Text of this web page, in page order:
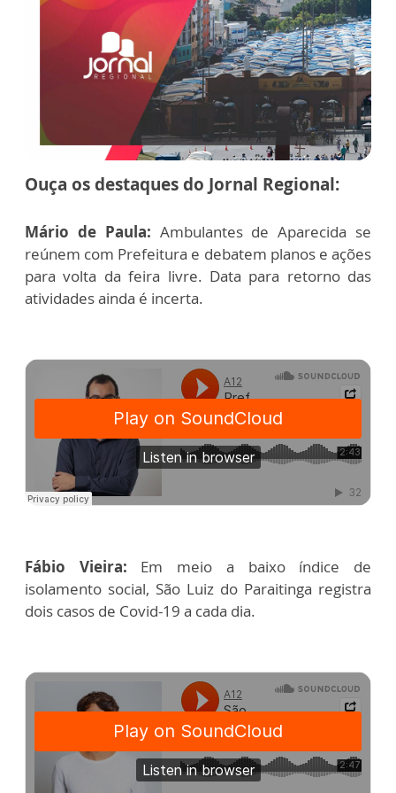
Ouça os destaques do Jornal Regional:
Mário de Paula: Ambulantes de Aparecida se
reúnem com Prefeitura e debatem planos e ações
para volta da feira livre. Data para retorno das
atividades ainda é incerta.
Fábio Vieira: Em meio a baixo índice de
isolamento social, São Luiz do Paraitinga registra
dois casos de Covid-19 a cada dia.